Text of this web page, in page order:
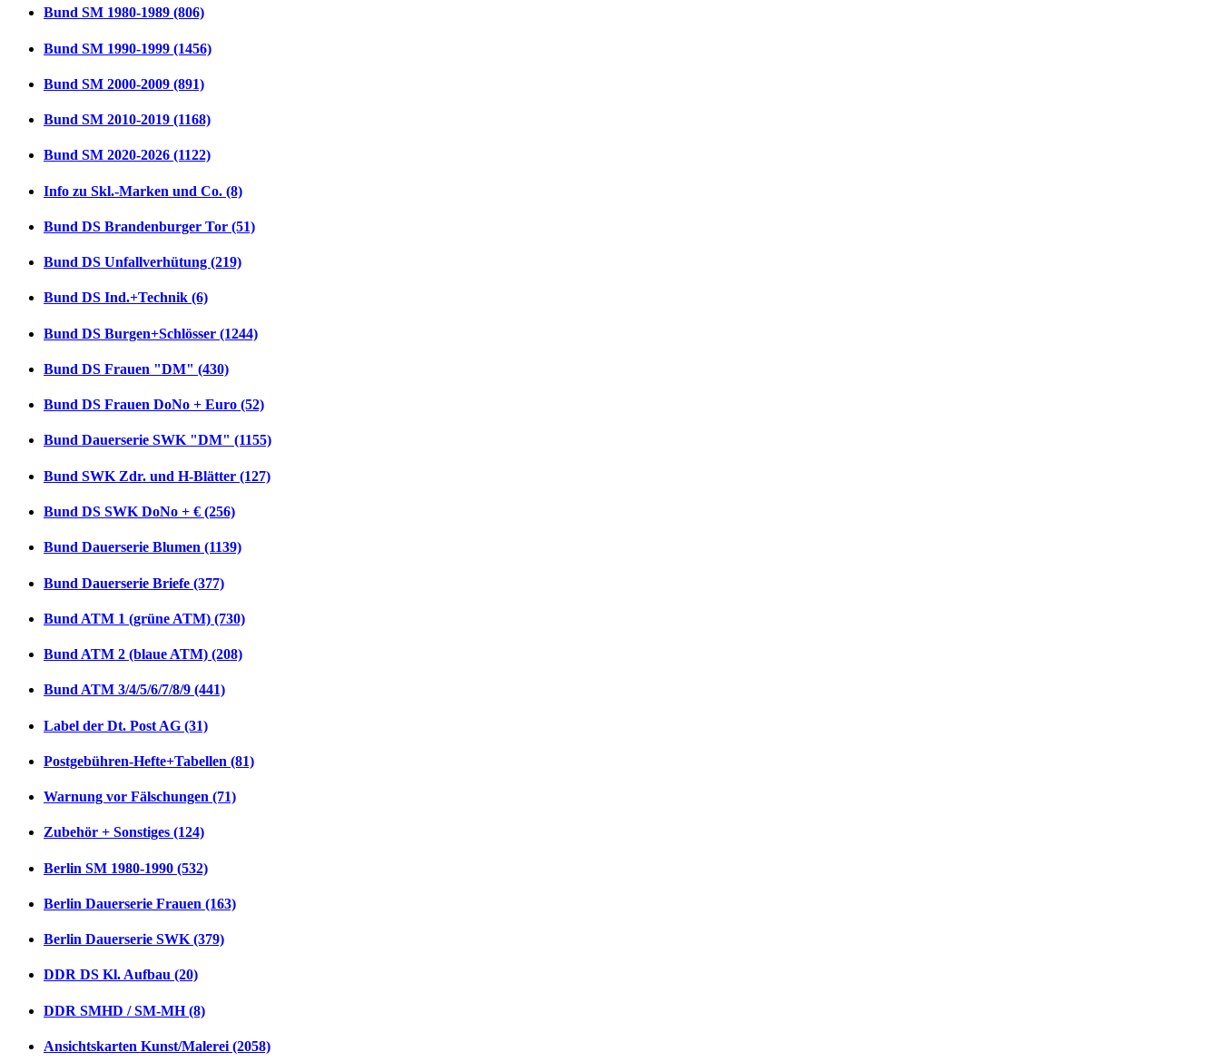
Bund SM 1980-1989 (806)
Bund SM 1990-1999 (1456)
Bund SM 2000-2009 (891)
Bund SM 2010-2019 (1168)
Bund SM 2020-2026 (1122)
Info zu Skl.-Marken und Co. (8)
Bund DS Brandenburger Tor (51)
Bund DS Unfallverhütung (219)
Bund DS Ind.+Technik (6)
Bund DS Burgen+Schlösser (1244)
Bund DS Frauen "DM" (430)
Bund DS Frauen DoNo + Euro (52)
Bund Dauerserie SWK "DM" (1155)
Bund SWK Zdr. und H-Blätter (127)
Bund DS SWK DoNo + € (256)
Bund Dauerserie Blumen (1139)
Bund Dauerserie Briefe (377)
Bund ATM 1 (grüne ATM) (730)
Bund ATM 2 (blaue ATM) (208)
Bund ATM 3/4/5/6/7/8/9 (441)
Label der Dt. Post AG (31)
Postgebühren-Hefte+Tabellen (81)
Warnung vor Fälschungen (71)
Zubehör + Sonstiges (124)
Berlin SM 1980-1990 (532)
Berlin Dauerserie Frauen (163)
Berlin Dauerserie SWK (379)
DDR DS Kl. Aufbau (20)
DDR SMHD / SM-MH (8)
Ansichtskarten Kunst/Malerei (2058)